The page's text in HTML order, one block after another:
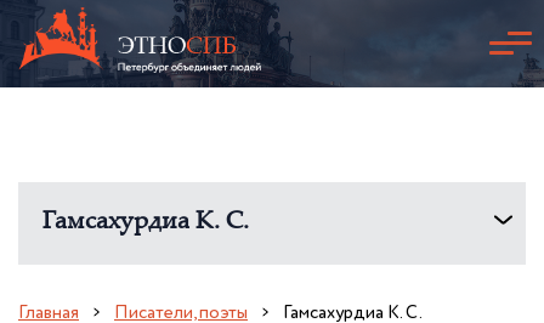
Гамсахурдиа К. С.
Главная Писатели, поэты Гамсахурдиа К. С.